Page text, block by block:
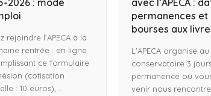
2026 : mode
rejoindre l’APECA à la
rentrée : en ligne
ce formulaire
(cotisation
: 10 euros),…
avec l’APECA :
permanences et
bourses aux
L'APECA organise au
conservatoire 3
permanence où
venir nous